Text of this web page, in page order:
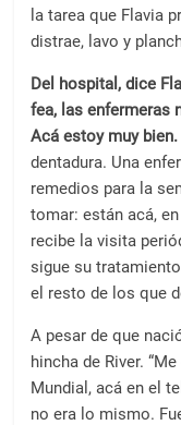
la tarea que Flavia
distrae, lavo y
Del hospital, dice
fea, las enfermeras
Acá estoy muy bien.
dentadura. Una
remedios para la
tomar: están acá,
recibe la visita
sigue su
el resto de los que
A pesar de que
hincha de River.
Mundial, acá en el
no era lo mismo.